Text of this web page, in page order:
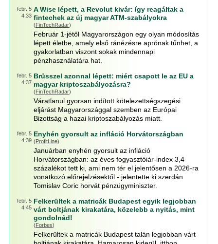
febr. 5
4:33
A Wise lépett, a Revolut kivár: így reagáltak a
fintechek az új magyar ATM-szabályokra
(FinTechRadar)
Február 1-jétől Magyarországon egy olyan módosítás
lépett életbe, amely első ránézésre aprónak tűnhet, a
gyakorlatban viszont sokak mindennapi
pénzhasználatára hat.
febr. 5
4:37
Brüsszel azonnal lépett: miért csapott le az EU a
magyar kriptoszabályozásra?
(FinTechRadar)
Váratlanul gyorsan indított kötelezettségszegési
eljárást Magyarországgal szemben az Európai
Bizottság a hazai kriptoszabályozás miatt.
febr. 5
4:39
Enyhén gyorsult az infláció Horvátországban
(ProfitLine)
Januárban enyhén gyorsult az infláció
Horvátországban: az éves fogyasztóiár-index 3,4
százalékot tett ki, ami nem tér el jelentősen a 2026-ra
vonatkozó előrejelzésektől - jelentette ki szerdán
Tomislav Coric horvát pénzügyminiszter.
febr. 5
4:45
Felkerültek a matricák Budapest egyik legjobban
várt boltjának kirakatára, közelebb a nyitás, mint
gondolnád!
(Forbes)
Felkerültek a matricák Budapest talán legjobban várt